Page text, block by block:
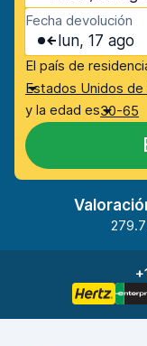
Fecha devolución
lun, 17 ago
El país de
Estados Unidos de
y la edad es30-65